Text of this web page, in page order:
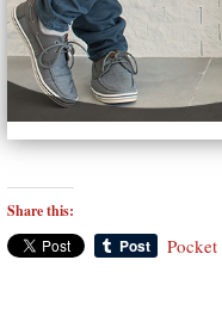
Share this:
Pocket